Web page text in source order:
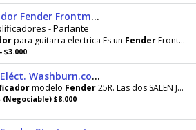
Amplificador Fender Frontman 10G/10W
- Parlante
para guitarra electrica Es un FenderFrontman de 10g/10w
- $3.000
Guitarra Eléct. Washburn.con Ampl.fender
modelo Fender25R. Las dos SALEN JUNTAS
(Negociable) $8.000